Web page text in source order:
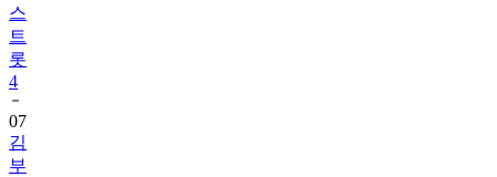
스
트
롯
4
07
김
부